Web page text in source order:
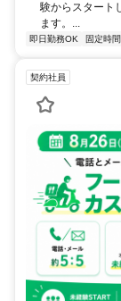
験からスタート
ます。...
即日勤務OK 固定時
契約社員